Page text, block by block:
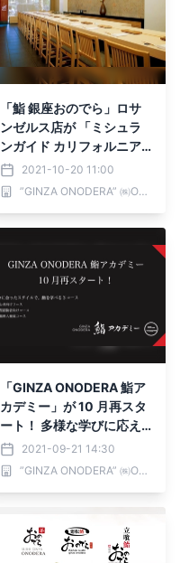
「鮨 銀座おのでら」ロサ
ンゼルス店が 「ミシュラ
ンガイド カリフォルニア
2021」で 2 つ星を獲得
2021-10-20 11:00
”GINZA ONODERA” ㈱ONODERA フードサービス／ ONODERA GROUP
「GINZA ONODERA 鮨ア
カデミー」が 10 月再スタ
ート！ 多様な学びに応え
る 3 コースを用意
2021-09-21 14:30
”GINZA ONODERA” ㈱ONODERA フードサービス／ ONODERA GROUP